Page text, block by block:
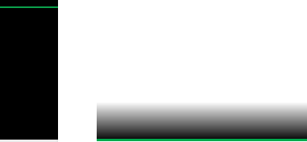
За секоја форма на распространување,